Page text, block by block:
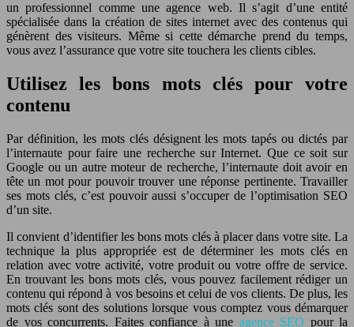
un professionnel comme une agence web. Il s’agit d’une entité
spécialisée dans la création de sites internet avec des contenus qui
génèrent des visiteurs. Même si cette démarche prend du temps,
vous avez l’assurance que votre site touchera les clients cibles.
Utilisez les bons mots clés pour votre
contenu
Par définition, les mots clés désignent les mots tapés ou dictés par
l’internaute pour faire une recherche sur Internet. Que ce soit sur
Google ou un autre moteur de recherche, l’internaute doit avoir en
tête un mot pour pouvoir trouver une réponse pertinente. Travailler
ses mots clés, c’est pouvoir aussi s’occuper de l’optimisation SEO
d’un site.
Il convient d’identifier les bons mots clés à placer dans votre site. La
technique la plus appropriée est de déterminer les mots clés en
relation avec votre activité, votre produit ou votre offre de service.
En trouvant les bons mots clés, vous pouvez facilement rédiger un
contenu qui répond à vos besoins et celui de vos clients. De plus, les
mots clés sont des solutions lorsque vous comptez vous démarquer
de vos concurrents. Faites confiance à une agence SEO pour la